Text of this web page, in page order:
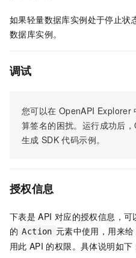
如果轻量数据库实例处于停止状
数据库实例。
调试
您可以在 OpenAPI Explorer
算签名的困扰。运行成功后
生成 SDK 代码示例。
授权信息
下表是 API 对应的授权信息，可
的 Action 元素中使用，用来给
用此 API 的权限。具体说明如下